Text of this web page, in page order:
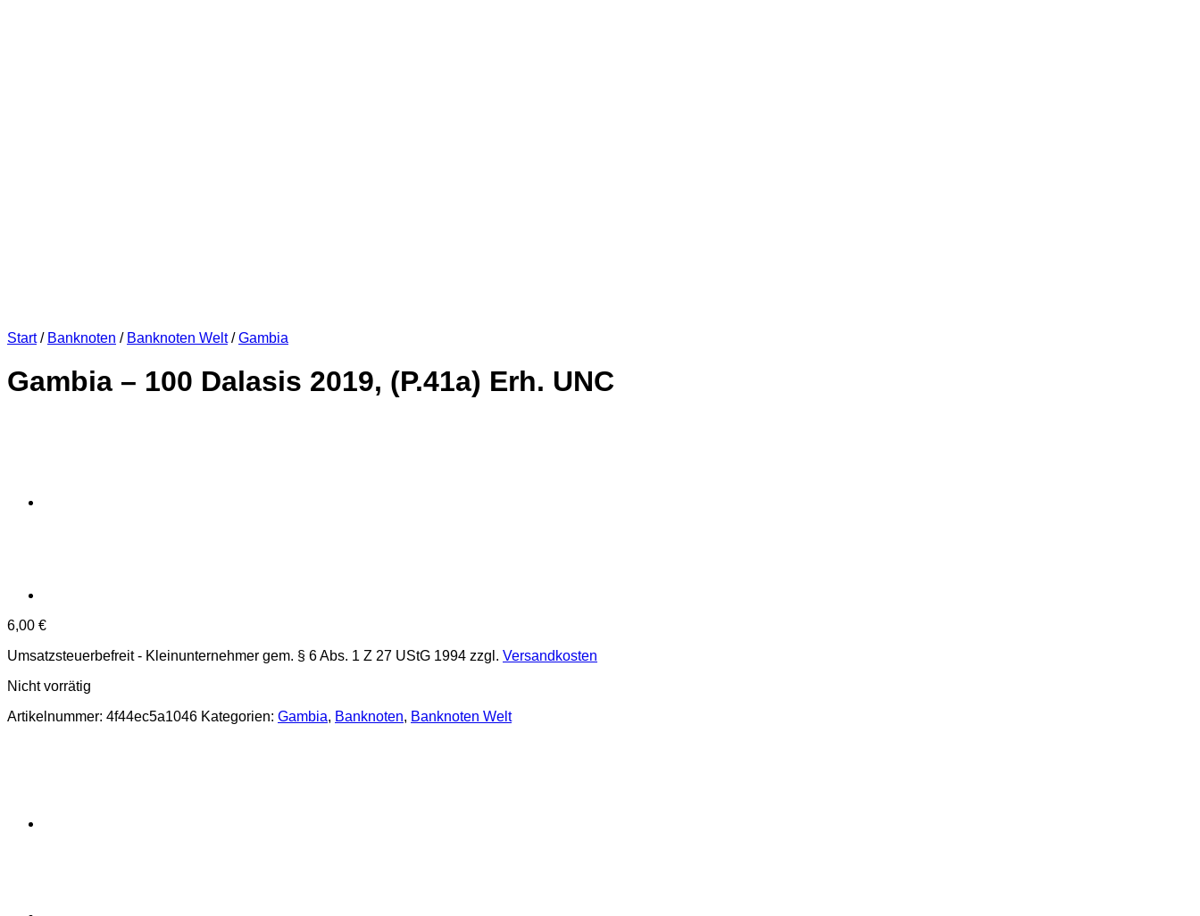
Start / Banknoten / Banknoten Welt / Gambia
Gambia – 100 Dalasis 2019, (P.41a) Erh. UNC
6,00 €
Umsatzsteuerbefreit - Kleinunternehmer gem. § 6 Abs. 1 Z 27 UStG 1994 zzgl. Versandkosten
Nicht vorrätig
Artikelnummer: 4f44ec5a1046 Kategorien: Gambia, Banknoten, Banknoten Welt